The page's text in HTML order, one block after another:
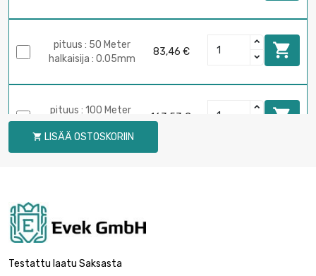
pituus : 50 Meter
halkaisija : 0.05mm
83,46 € 
pituus : 100 Meter
halkaisija : 0.05mm
163,53 € 
 LISÄÄ OSTOSKORIIN
Testattu laatu Saksasta